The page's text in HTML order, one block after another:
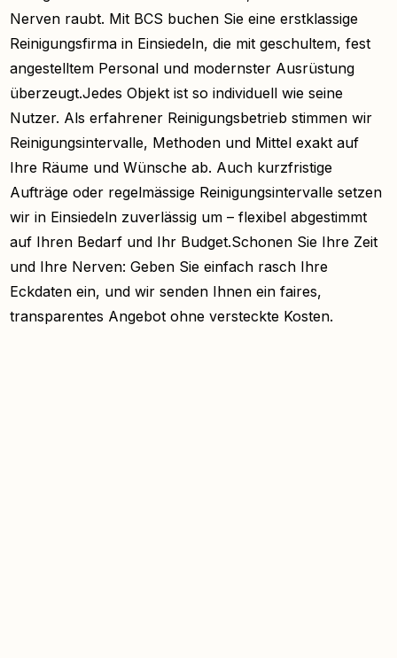
Nerven raubt. Mit BCS buchen Sie eine erstklassige
Reinigungsfirma in Einsiedeln, die mit geschultem, fest
angestelltem Personal und modernster Ausrüstung
überzeugt.Jedes Objekt ist so individuell wie seine
Nutzer. Als erfahrener Reinigungsbetrieb stimmen wir
Reinigungsintervalle, Methoden und Mittel exakt auf
Ihre Räume und Wünsche ab. Auch kurzfristige
Aufträge oder regelmässige Reinigungsintervalle setzen
wir in Einsiedeln zuverlässig um – flexibel abgestimmt
auf Ihren Bedarf und Ihr Budget.Schonen Sie Ihre Zeit
und Ihre Nerven: Geben Sie einfach rasch Ihre
Eckdaten ein, und wir senden Ihnen ein faires,
transparentes Angebot ohne versteckte Kosten.